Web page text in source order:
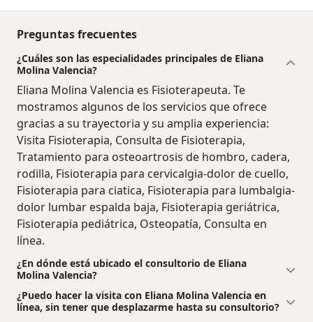
Preguntas frecuentes
¿Cuáles son las especialidades principales de Eliana
Molina Valencia?
Eliana Molina Valencia es Fisioterapeuta. Te
mostramos algunos de los servicios que ofrece
gracias a su trayectoria y su amplia experiencia:
Visita Fisioterapia, Consulta de Fisioterapia,
Tratamiento para osteoartrosis de hombro, cadera,
rodilla, Fisioterapia para cervicalgia-dolor de cuello,
Fisioterapia para ciatica, Fisioterapia para lumbalgia-
dolor lumbar espalda baja, Fisioterapia geriátrica,
Fisioterapia pediátrica, Osteopatía, Consulta en
línea.
¿En dónde está ubicado el consultorio de Eliana
Molina Valencia?
¿Puedo hacer la visita con Eliana Molina Valencia en
línea, sin tener que desplazarme hasta su consultorio?